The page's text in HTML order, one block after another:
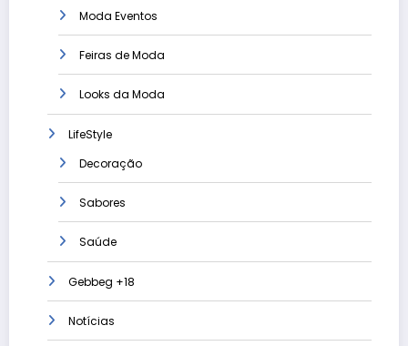
Moda Eventos
Feiras de Moda
Looks da Moda
LifeStyle
Decoração
Sabores
Saúde
Gebbeg +18
Notícias